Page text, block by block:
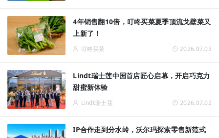
4年销售翻10倍，叮咚买菜夏季顶流戈壁菜又
上新了！
叮咚买菜 2026.07.03
Lindt瑞士莲中国首店匠心启幕，开启巧克力
甜蜜新体验
Lindt瑞士莲 2026.07.02
IP合作走到分水岭，沃尔玛探索零售新范式